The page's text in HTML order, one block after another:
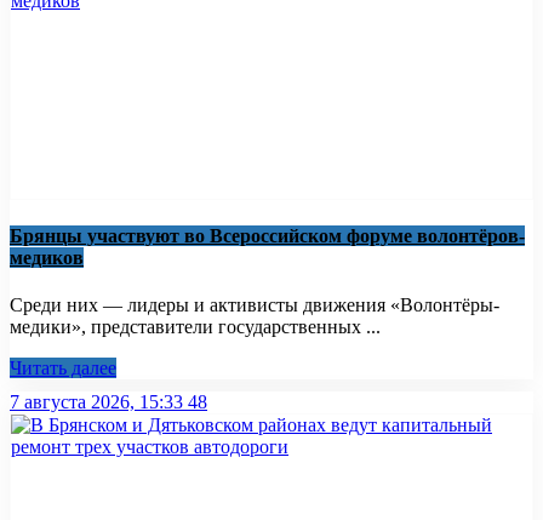
Брянцы участвуют во Всероссийском форуме волонтёров-
медиков
Среди них — лидеры и активисты движения «Волонтёры-
медики», представители государственных ...
Читать далее
7 августа 2026, 15:33 48